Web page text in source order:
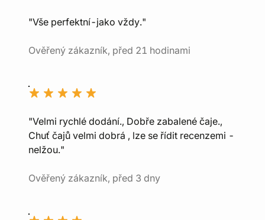
"Vše perfektní-jako vždy."
Ověřený zákazník, před 21 hodinami
"Velmi rychlé dodání., Dobře zabalené čaje.,
Chuť čajů velmi dobrá , lze se řídit recenzemi -
nelžou."
Ověřený zákazník, před 3 dny